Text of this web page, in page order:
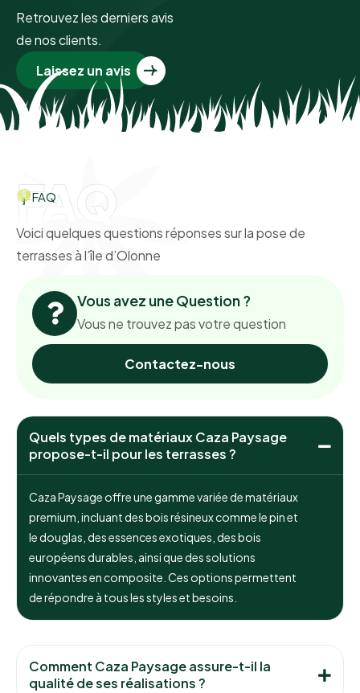
Retrouvez les derniers avis
de nos clients.
Laissez un avis
FAQ
FAQ
Voici quelques questions réponses sur la pose de
terrasses à l’île d’Olonne
Vous avez une Question ?
Vous ne trouvez pas votre question
Contactez-nous
Quels types de matériaux Caza Paysage
propose-t-il pour les terrasses ?
Caza Paysage offre une gamme variée de matériaux
premium, incluant des bois résineux comme le pin et
le douglas, des essences exotiques, des bois
européens durables, ainsi que des solutions
innovantes en composite. Ces options permettent
de répondre à tous les styles et besoins.
Comment Caza Paysage assure-t-il la
qualité de ses réalisations ?